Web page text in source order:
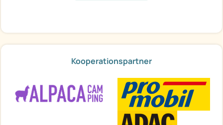
Kooperationspartner